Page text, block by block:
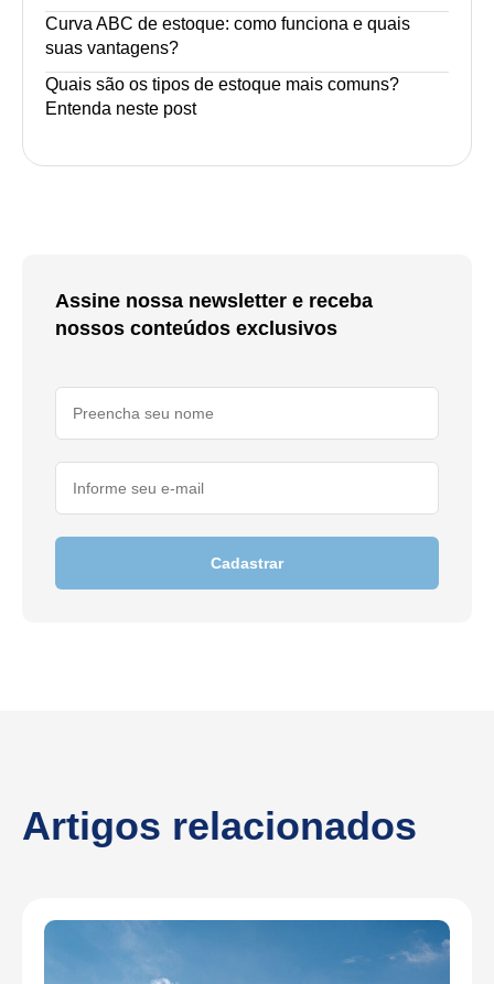
Curva ABC de estoque: como funciona e quais
suas vantagens?
Quais são os tipos de estoque mais comuns?
Entenda neste post
Assine nossa newsletter e receba
nossos conteúdos exclusivos
Cadastrar
Artigos relacionados